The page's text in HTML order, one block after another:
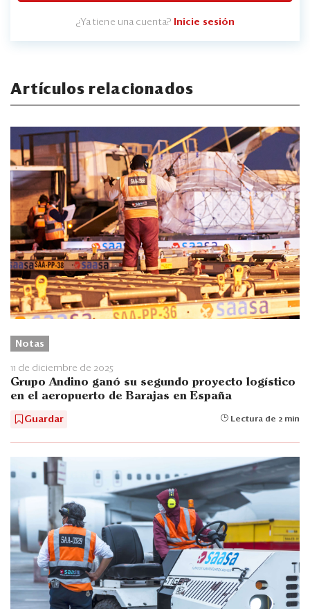
¿Ya tiene una cuenta? Inicie sesión
Artículos relacionados
Notas
11 de diciembre de 2025
Grupo Andino ganó su segundo proyecto logístico
en el aeropuerto de Barajas en España
Guardar Lectura de 2 min